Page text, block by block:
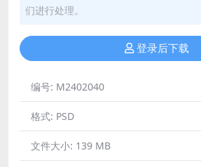
们进行处理。
登录后下载
编号: M2402040
格式: PSD
文件大小: 139 MB